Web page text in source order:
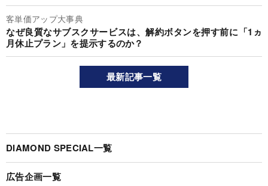
客単価アップ大事典
なぜ良質なサブスクサービスは、解約ボタンを押す前に「1ヵ
月休止プラン」を提示するのか？
最新記事一覧
DIAMOND SPECIAL一覧
広告企画一覧